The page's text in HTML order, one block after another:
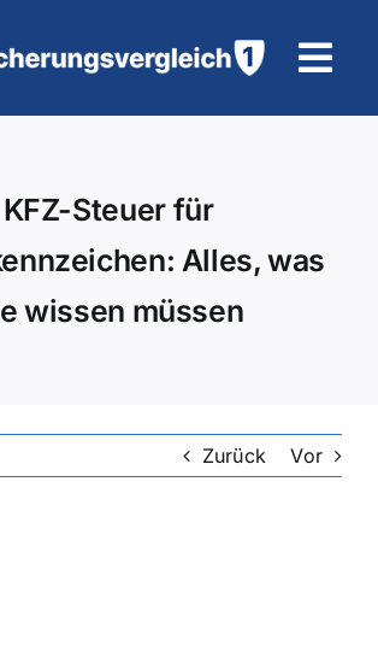
KFZ-Steuer für
Alles, was
wissen müssen
Zurück Vor